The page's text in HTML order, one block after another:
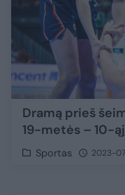
Dramą prieš
19-metės – 10-
Sportas 2023-